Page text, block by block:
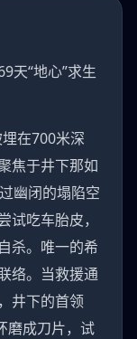
天“地心”求生
在700米深
焦于井下那如
幽闭的塌陷空
试吃车胎皮，
杀。唯一的希
络。当救援通
井下的首领
磨成刀片，试